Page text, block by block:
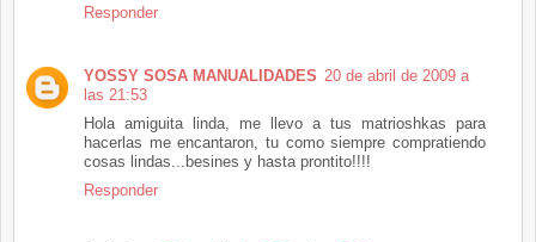
Responder
YOSSY SOSA MANUALIDADES 20 de abril de 2009 a
las 21:53
Hola amiguita linda, me llevo a tus matrioshkas para
hacerlas me encantaron, tu como siempre compratiendo
cosas lindas...besines y hasta prontito!!!!
Responder